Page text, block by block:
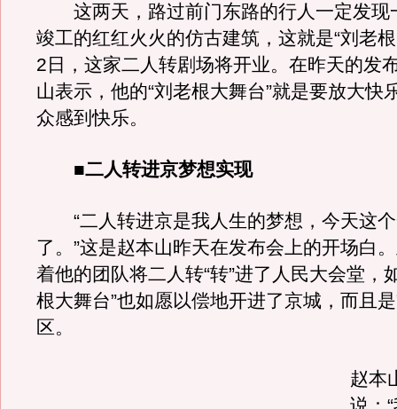
这两天，路过前门东路的行人一定发现
竣工的红红火火的仿古建筑，这就是“刘老
2日，这家二人转剧场将开业。在昨天的发
山表示，他的“刘老根大舞台”就是要放大快
众感到快乐。
■二人转进京梦想实现
“二人转进京是我人生的梦想，今天这个
了。”这是赵本山昨天在发布会上的开场白
着他的团队将二人转“转”进了人民大会堂，
根大舞台”也如愿以偿地开进了京城，而且
区。
赵本